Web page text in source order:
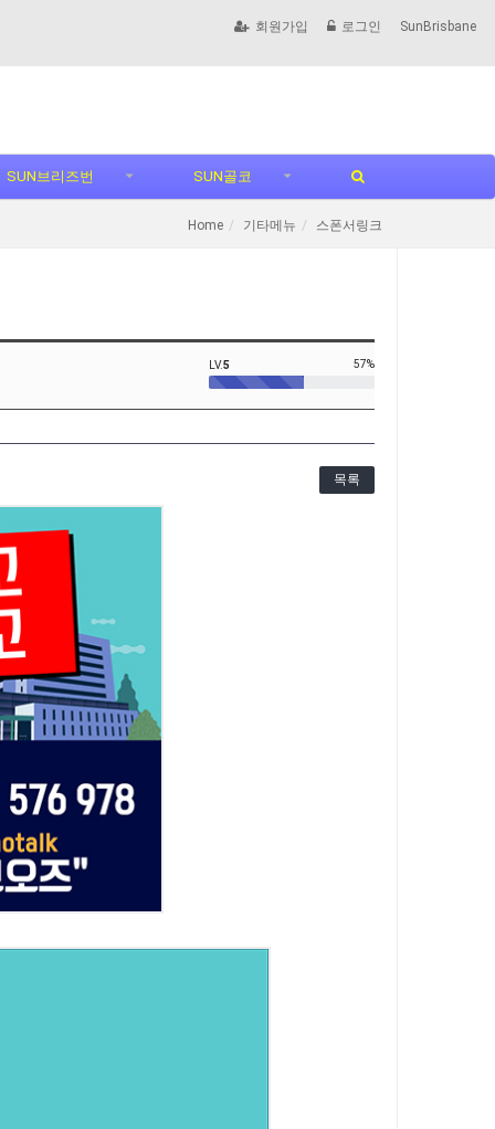
회원가입 로그인 SunBrisbane
SUN브리즈번 SUN골코
Home 기타메뉴 스폰서링크
LV.5 57%
목록